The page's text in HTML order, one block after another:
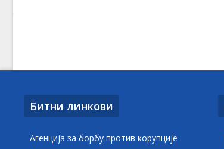
Битни линкови
Агенција за борбу против корупције